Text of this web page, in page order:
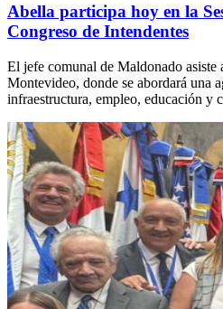
Abella participa hoy en la
Congreso de Intendentes
El jefe comunal de Maldonado asiste
Montevideo, donde se abordará una
infraestructura, empleo, educación y